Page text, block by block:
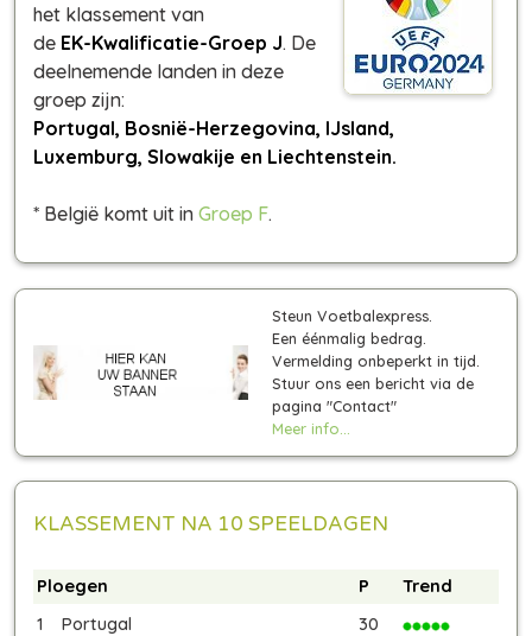
het klassement van
de EK-Kwalificatie-Groep J. De
deelnemende landen in deze
groep zijn:
Portugal, Bosnië-Herzegovina, IJsland,
Luxemburg, Slowakije en Liechtenstein.
* België komt uit in Groep F.
Steun Voetbalexpress.
Een éénmalig bedrag.
Vermelding onbeperkt in tijd.
Stuur ons een bericht via de
pagina "Contact"
Meer info...
KLASSEMENT NA 10 SPEELDAGEN
Ploegen P
Trend
1
Portugal
30